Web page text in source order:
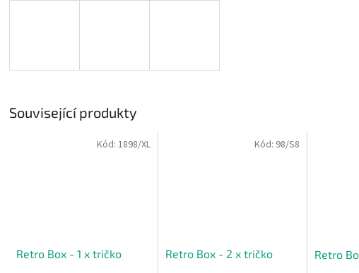
Související produkty
Retro Box - 1 x tričko
Kód: 1898/XL
Retro Box - 2 x tričko
Kód: 98/S8
Retro